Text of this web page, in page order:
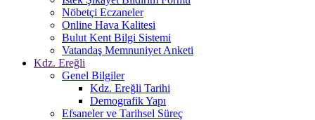
Nöbetçi Eczaneler
Online Hava Kalitesi
Bulut Kent Bilgi Sistemi
Vatandaş Memnuniyet Anketi
Kdz. Ereğli
Genel Bilgiler
Kdz. Ereğli Tarihi
Demografik Yapı
Efsaneler ve Tarihsel Süreç